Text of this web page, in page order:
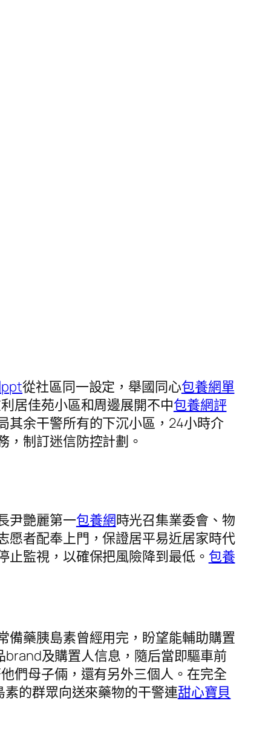
從社區同一設定，舉國同心包養網單
居佳苑小區和周邊展開不中包養網評
其余干警所有的下沉小區，24小時介
，制訂迷信防控計劃。
尹艷麗第一包養網時光召集業委會、物
愿者配奉上門，保證居平易近居家時代
監視，以確保把風險降到最低。 包養
備藥胰島素曾經用完，盼望能輔助購置
及購置人信息，隨后當即驅車前
們母子倆，還有另外三個人。在完全
的群眾向送來藥物的干警連甜心寶貝